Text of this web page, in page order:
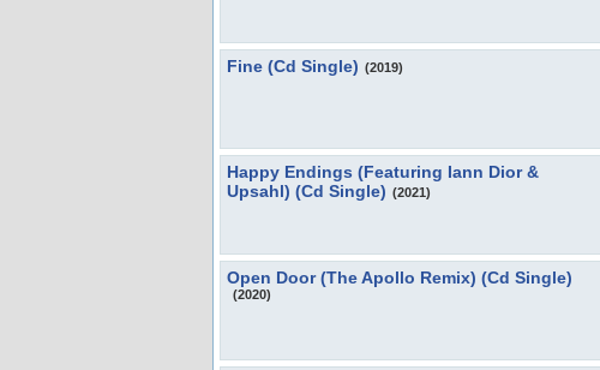
Fine (Cd Single) (2019)
Happy Endings (Featuring Iann Dior &
Upsahl) (Cd Single) (2021)
Open Door (The Apollo Remix) (Cd Single)
(2020)